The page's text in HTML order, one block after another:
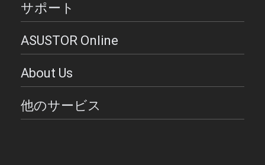
サポート
ASUSTOR Online
About Us
他のサービス